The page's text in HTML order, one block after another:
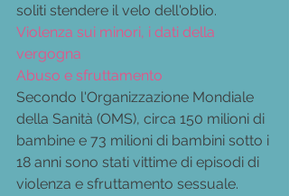
soliti stendere il velo dell'oblio.
Violenza sui minori, i dati della
vergogna
Abuso e sfruttamento
Secondo l'Organizzazione Mondiale
della Sanità (OMS), circa 150 milioni di
bambine e 73 milioni di bambini sotto i
18 anni sono stati vittime di episodi di
violenza e sfruttamento sessuale.